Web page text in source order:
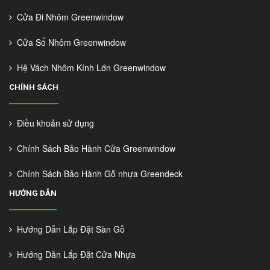
Cửa Đi Nhôm Greenwindow
Cửa Sổ Nhôm Greenwindow
Hệ Vách Nhôm Kính Lớn Greenwindow
CHÍNH SÁCH
Điều khoản sử dụng
Chính Sách Bảo Hành Cửa Greenwindow
Chính Sách Bảo Hành Gỗ nhựa Greendeck
HƯỚNG DẪN
Hướng Dẫn Lắp Đặt Sàn Gỗ
Hướng Dẫn Lắp Đặt Cửa Nhựa